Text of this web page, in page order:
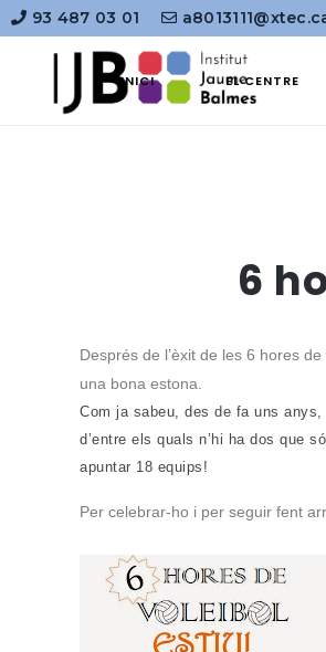
93 487 03 01
INICI EL CENTRE
6
Després de l’èxit de les 6 hores
una bona estona.
Com ja sabeu, des de fa uns
d’entre els quals n’hi ha dos que
apuntar 18 equips!
Per celebrar-ho i per seguir fent